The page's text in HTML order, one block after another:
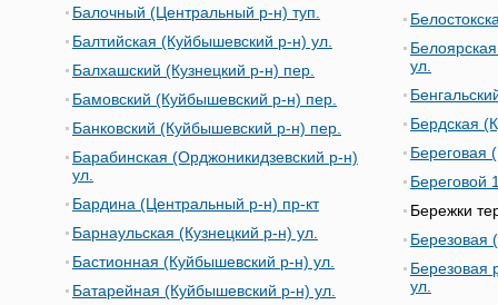
Балочный (Центральный р-н) туп.
Балтийская (Куйбышевский р-н) ул.
Балхашский (Кузнецкий р-н) пер.
Бамовский (Куйбышевский р-н) пер.
Банковский (Куйбышевский р-н) пер.
Барабинская (Орджоникидзевский р-н)
ул.
Бардина (Центральный р-н) пр-кт
Барнаульская (Кузнецкий р-н) ул.
Бастионная (Куйбышевский р-н) ул.
Батарейная (Куйбышевский р-н) ул.
ул.
Бердская
Береговая
Береговой
Бережки
Березовая
Березовая
ул.